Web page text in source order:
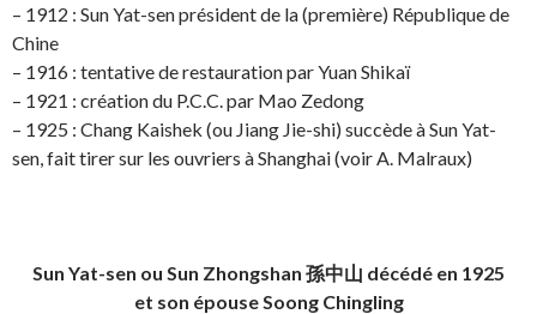
– 1912 : Sun Yat-sen président de la (première) République de
Chine
– 1916 : tentative de restauration par Yuan Shikaï
– 1921 : création du P.C.C. par Mao Zedong
– 1925 : Chang Kaishek (ou Jiang Jie-shi) succède à Sun Yat-
sen, fait tirer sur les ouvriers à Shanghai (voir A. Malraux)
Sun Yat-sen ou Sun Zhongshan 孫中山 décédé en 1925
et son épouse Soong Chingling